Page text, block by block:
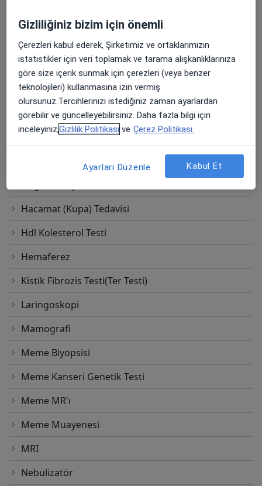
Enjeksiyon Im
Enjeksiyon Iv
Esd (Sedimantasyon)
Evde Hasta Takibi
Fana(Antinükleer Antikor)
Fnab(Meme Biyopsisi)
Girişimsel Bronkoskopi
Hacamat (Kupa) Tedavisi
Hdl Kolesterol Testi
Hemaferez
Kistik Fibrozis Testi(Ter Testi)
Laringoskopi
Mamografi
Meme Biyopsisi
Meme Kanseri Genetik Testi
Meme MR'ı
Meme Muayenesi
MRI
Nebulizatör
Gizliliğiniz bizim için önemli
Çerezleri kabul ederek, Şirketimiz ve ortaklarımızın
istatistikler için veri toplamak ve tarama alışkanlıklarınıza
göre size içerik sunmak için çerezleri (veya benzer
teknolojileri) kullanmasına izin vermiş
olursunuz.Tercihlerinizi istediğiniz zaman ayarlardan
görebilir ve güncelleyebilirsiniz. Daha fazla bilgi için
inceleyiniz,Gizlilik Politikası ve Çerez Politikası.
Ayarları Düzenle Kabul Et